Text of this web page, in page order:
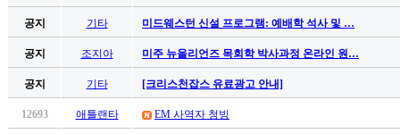
밍
넷
minky
공지 기타 미드웨스턴 신설 프로그램: 예배학 석사 및 …
공지 조지아 미주 뉴올리언즈 목회학 박사과정 온라인 원…
공지 기타 [크리스천잡스 유료광고 안내]
12693 애틀랜타 EM 사역자 청빙